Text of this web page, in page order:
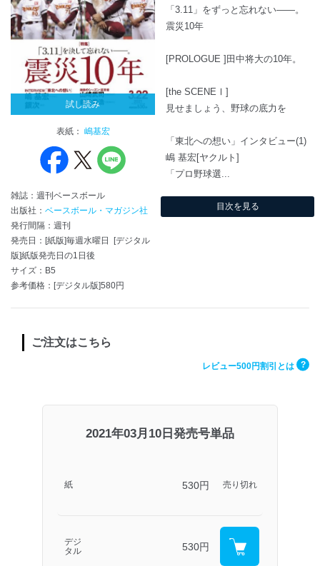
試し読み
表紙： 嶋基宏
雑誌：週刊ベースボール
出版社： ベースボール・マガジン社
発行間隔：週刊
発売日：[紙版]毎週水曜日 [デジタル
版]紙版発売日の1日後
サイズ：B5
参考価格：[デジタル版]580円
「3.11」をずっと忘れない――。
震災10年
[PROLOGUE ]田中将大の10年。
[the SCENEⅠ]
見せましょう、野球の底力を
「東北への想い」インタビュー(1)
嶋 基宏[ヤクルト]
「プロ野球選...
目次を見る
ご注文はこちら
レビュー500円割引とは ?
2021年03月10日発売号単品
紙 530円 売り切れ
デジ
タル
530円